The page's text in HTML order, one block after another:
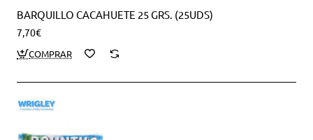
BARQUILLO CACAHUETE 25 GRS. (25UDS)
7,70€